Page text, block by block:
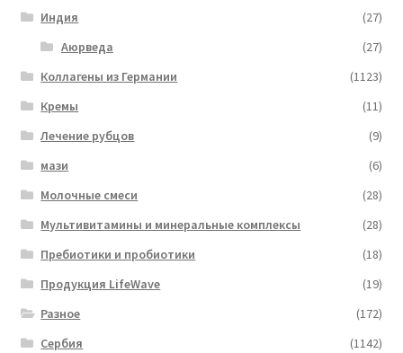
Индия
(27)
Аюрведа
(27)
Коллагены из Германии
(1123)
Кремы
(11)
Лечение рубцов
(9)
мази
(6)
Молочные смеси
(28)
Мультивитамины и минеральные комплексы
(28)
Пребиотики и пробиотики
(18)
Продукция LifeWave
(19)
Разное
(172)
Сербия
(1142)